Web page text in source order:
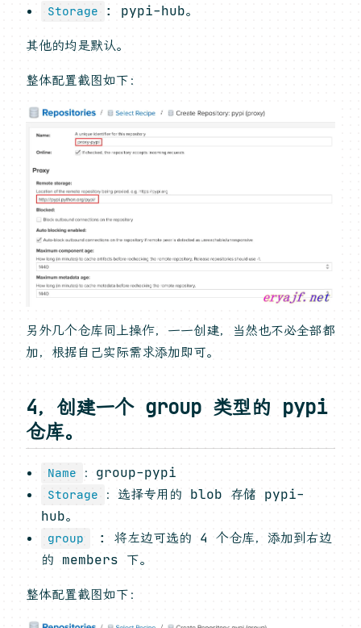
Storage : pypi-hub。
其他的均是默认。
整体配置截图如下：
另外几个仓库同上操作，一一创建，当然也不必全部都
加，根据自己实际需求添加即可。
4，创建一个 group 类型的 pypi
仓库。
Name ：group-pypi
Storage
：选择专用的 blob 存储 pypi-
hub。
group
: 将左边可选的 4 个仓库，添加到右边
的 members 下。
整体配置截图如下：